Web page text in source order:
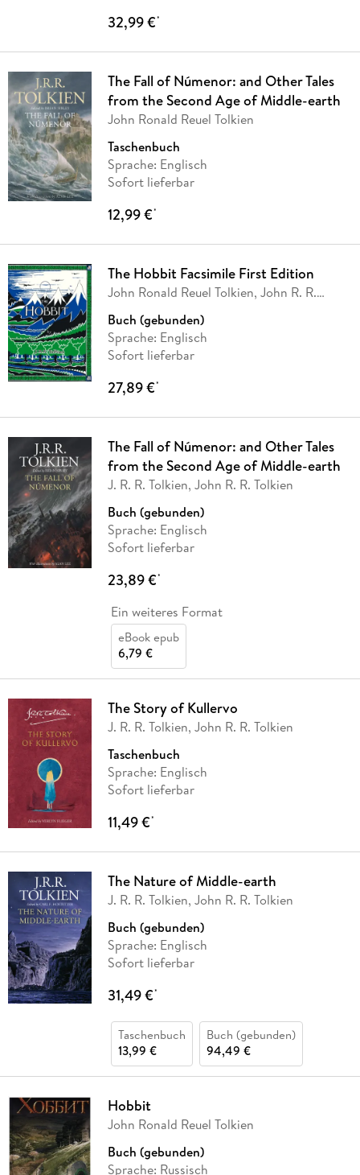
32,99 €*
The Fall of Númenor: and Other Tales
from the Second Age of Middle-earth
John Ronald Reuel Tolkien
Taschenbuch
Sprache: Englisch
Sofort lieferbar
12,99 €*
The Hobbit Facsimile First Edition
John Ronald Reuel Tolkien, John R. R.
Buch (gebunden)
Sprache: Englisch
Sofort lieferbar
27,89 €*
The Fall of Númenor: and Other Tales
from the Second Age of Middle-earth
J. R. R. Tolkien, John R. R. Tolkien
Buch (gebunden)
Sprache: Englisch
Sofort lieferbar
23,89 €*
Ein weiteres Format
eBook epub
6,79 €
The Story of Kullervo
J. R. R. Tolkien, John R. R. Tolkien
Taschenbuch
Sprache: Englisch
Sofort lieferbar
11,49 €*
The Nature of Middle-earth
J. R. R. Tolkien, John R. R. Tolkien
Buch (gebunden)
Sprache: Englisch
Sofort lieferbar
31,49 €*
Taschenbuch
13,99 €
Buch (gebunden)
94,49 €
Hobbit
John Ronald Reuel Tolkien
Buch (gebunden)
Sprache: Russisch